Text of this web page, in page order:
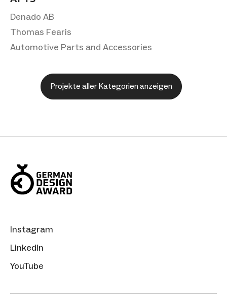
Denado AB
Thomas Fearis
Automotive Parts and Accessories
Projekte aller Kategorien anzeigen
Instagram
LinkedIn
YouTube